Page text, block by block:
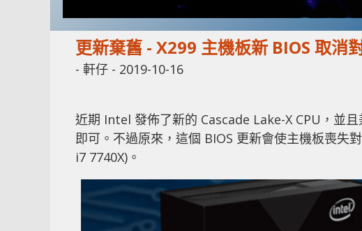
更新棄舊 - X299 主機板新 BIOS 取
- 軒仔 - 2019-10-16
近期 Intel 發佈了新的 Cascade Lake-X CPU，並
即可。不過原來，這個 BIOS 更新會使主機板喪失
i7 7740X)。